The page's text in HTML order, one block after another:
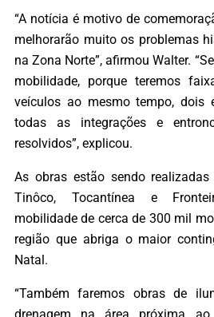
“A notícia é motivo de
melhorarão muito os problemas
na Zona Norte”, afirmou Walter.
mobilidade, porque teremos
veículos ao mesmo tempo, dois
todas as integrações e
resolvidos”, explicou.
As obras estão sendo
Tinôco, Tocantínea e
mobilidade de cerca de 300 mil
região que abriga o maior
Natal.
“Também faremos obras de